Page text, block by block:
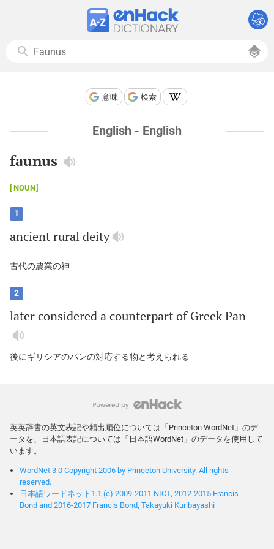
意味 検索
English - English
faunus
NOUN
1
ancientruraldeity
古代の農業の神
2
laterconsideredacounterpartof GreekPan
後にギリシアのパンの対応する物と考えられる
英英辞書の英文表記や頻出順位については「Princeton WordNet」のデ
ータを、日本語表記については「日本語WordNet」のデータを使用して
います。
WordNet 3.0 Copyright 2006 by Princeton University. All rights
reserved.
日本語ワードネット1.1 (c) 2009-2011 NICT, 2012-2015 Francis
Bond and 2016-2017 Francis Bond, Takayuki Kuribayashi